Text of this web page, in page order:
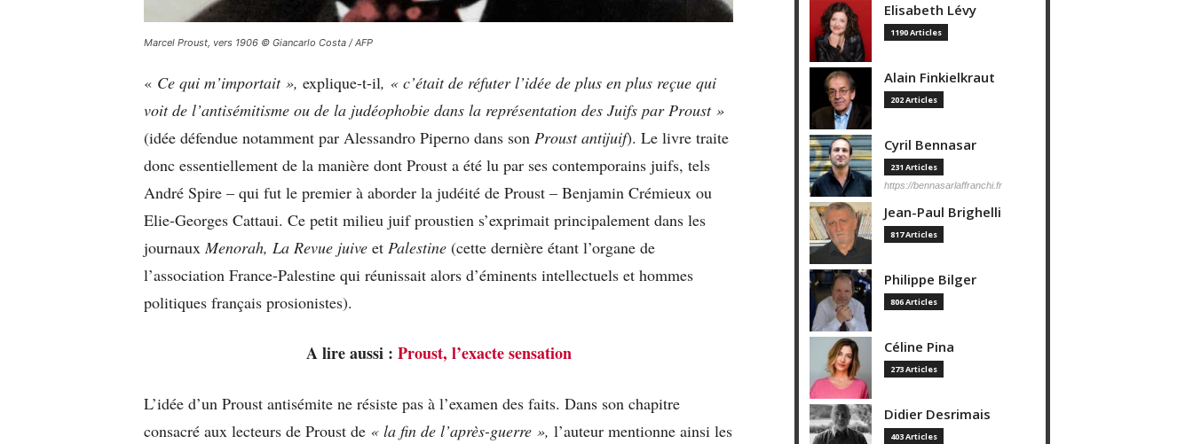
Marcel Proust, vers 1906 © Giancarlo Costa / AFP
« Ce qui m’importait », explique-t-il, « c’était de réfuter l’idée de plus en plus reçue qui
voit de l’antisémitisme ou de la judéophobie dans la représentation des Juifs par Proust »
(idée défendue notamment par Alessandro Piperno dans son Proust antijuif). Le livre traite
donc essentiellement de la manière dont Proust a été lu par ses contemporains juifs, tels
André Spire – qui fut le premier à aborder la judéité de Proust – Benjamin Crémieux ou
Elie-Georges Cattaui. Ce petit milieu juif proustien s’exprimait principalement dans les
journaux Menorah, La Revue juive et Palestine (cette dernière étant l’organe de
l’association France-Palestine qui réunissait alors d’éminents intellectuels et hommes
politiques français prosionistes).
A lire aussi : Proust, l’exacte sensation
L’idée d’un Proust antisémite ne résiste pas à l’examen des faits. Dans son chapitre
consacré aux lecteurs de Proust de « la fin de l’après-guerre », l’auteur mentionne ainsi les
Elisabeth Lévy
1190 Articles
Alain Finkielkraut
202 Articles
Cyril Bennasar
231 Articles
https://bennasarlaffranchi.fr
Jean-Paul Brighelli
817 Articles
Philippe Bilger
806 Articles
Céline Pina
273 Articles
Didier Desrimais
403 Articles